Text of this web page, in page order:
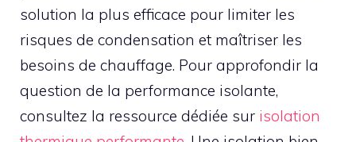
solution la plus efficace pour limiter les
risques de condensation et maîtriser les
besoins de chauffage. Pour approfondir la
question de la performance isolante,
consultez la ressource dédiée sur isolation